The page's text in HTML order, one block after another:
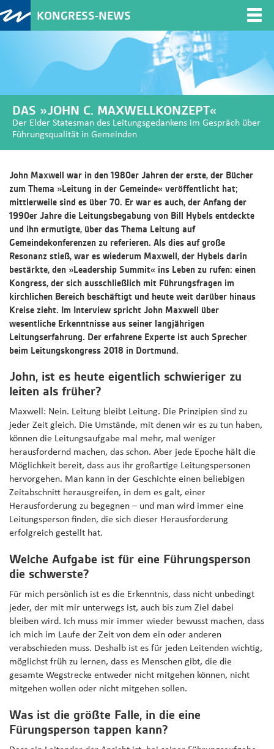
KONGRESS-NEWS
DAS »JOHN C. MAXWELLKONZEPT«
Der Elder Statesman des Leitungsgedankens im Gespräch über
Führungsqualität in Gemeinden
John Maxwell war in den 1980er Jahren der erste, der Bücher
zum Thema »Leitung in der Gemeinde« veröffentlicht hat;
mittlerweile sind es über 70. Er war es auch, der Anfang der
1990er Jahre die Leitungsbegabung von Bill Hybels entdeckte
und ihn ermutigte, über das Thema Leitung auf
Gemeindekonferenzen zu referieren. Als dies auf große
Resonanz stieß, war es wiederum Maxwell, der Hybels darin
bestärkte, den »Leadership Summit« ins Leben zu rufen: einen
Kongress, der sich ausschließlich mit Führungsfragen im
kirchlichen Bereich beschäftigt und heute weit darüber hinaus
Kreise zieht. Im Interview spricht John Maxwell über
wesentliche Erkenntnisse aus seiner langjährigen
Leitungserfahrung. Der erfahrene Experte ist auch Sprecher
beim Leitungskongress 2018 in Dortmund.
John, ist es heute eigentlich schwieriger zu
leiten als früher?
Maxwell: Nein. Leitung bleibt Leitung. Die Prinzipien sind zu
jeder Zeit gleich. Die Umstände, mit denen wir es zu tun haben,
können die Leitungsaufgabe mal mehr, mal weniger
herausfordernd machen, das schon. Aber jede Epoche hält die
Möglichkeit bereit, dass aus ihr großartige Leitungspersonen
hervorgehen. Man kann in der Geschichte einen beliebigen
Zeitabschnitt herausgreifen, in dem es galt, einer
Herausforderung zu begegnen – und man wird immer eine
Leitungsperson finden, die sich dieser Herausforderung
erfolgreich gestellt hat.
Welche Aufgabe ist für eine Führungsperson
die schwerste?
Für mich persönlich ist es die Erkenntnis, dass nicht unbedingt
jeder, der mit mir unterwegs ist, auch bis zum Ziel dabei
bleiben wird. Ich muss mir immer wieder bewusst machen, dass
ich mich im Laufe der Zeit von dem ein oder anderen
verabschieden muss. Deshalb ist es für jeden Leitenden wichtig,
möglichst früh zu lernen, dass es Menschen gibt, die die
gesamte Wegstrecke entweder nicht mitgehen können, nicht
mitgehen wollen oder nicht mitgehen sollen.
Was ist die größte Falle, in die eine
Fürungsperson tappen kann?